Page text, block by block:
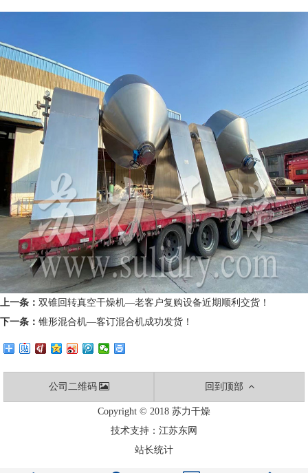
上一条： 双锥回转真空干燥机—老客户复购设备近期顺利交货！
下一条： 锥形混合机—客订混合机成功发货！
公司二维码 回到顶部
Copyright © 2018 苏力干燥
技术支持： 江苏东网
站长统计